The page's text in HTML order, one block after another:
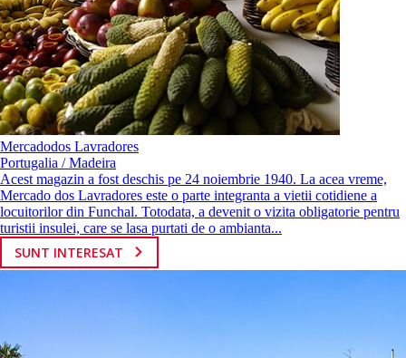
Mercadodos Lavradores
Portugalia / Madeira
Acest magazin a fost deschis pe 24 noiembrie 1940. La acea vreme,
Mercado dos Lavradores este o parte integranta a vietii cotidiene a
locuitorilor din Funchal. Totodata, a devenit o vizita obligatorie pentru
turistii insulei, care se lasa purtati de o ambianta...
SUNT INTERESAT